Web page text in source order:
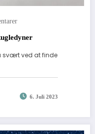
svært ved at finde
6. Juli 2023